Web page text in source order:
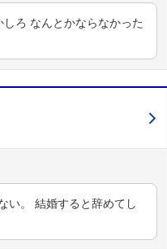
ろ なんとかならなかった
い。 結婚すると辞めてし